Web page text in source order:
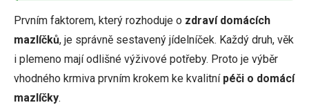
Prvním faktorem, který rozhoduje o zdraví domácích
mazlíčků, je správně sestavený jídelníček. Každý druh, věk
i plemeno mají odlišné výživové potřeby. Proto je výběr
vhodného krmiva prvním krokem ke kvalitní péči o domácí
mazlíčky.